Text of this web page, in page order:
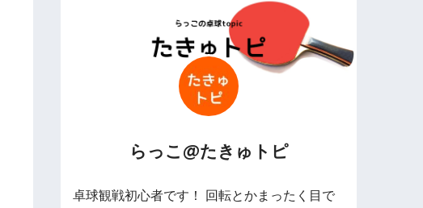
らっこ@たきゅトピ
卓球観戦初心者です！ 回転とかまったく目で